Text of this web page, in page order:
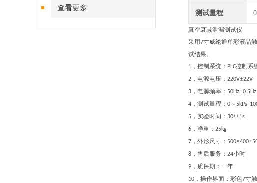
查看更多
测试量程
真空衰减泄漏测试仪
采用7寸威纶通单彩液晶
试结果。
1 ，控制系统： PLC控制系
2 ，电源电压： 220V±22V
3 ，电源频率： 50Hz±0.5Hz
4 ，测试量程： 0～5kPa-
5 ，实验时间： 30s±1s
6 ，净重： 25kg
7 ，外形尺寸： 500×400×
8 ，售后服务： 24小时
9 ，质保期：一年
10 ，操作界面：彩色7寸